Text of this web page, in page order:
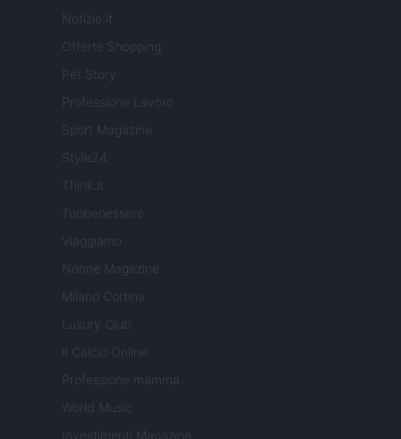
Notizie.it
Offerte Shopping
Pet Story
Professione Lavoro
Sport Magazine
Style24
Think.it
Tuobenessere
Viaggiamo
Nonne Magazine
Milano Cortina
Luxury Club
Il Calcio Online
Professione mamma
World Music
Investimenti Magazine